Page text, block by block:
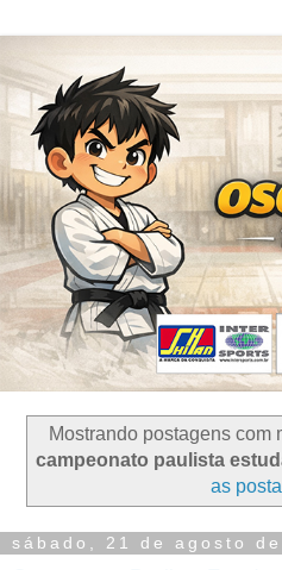
Mostrando postagens com
campeonato paulista
as
sábado, 21 de agosto de